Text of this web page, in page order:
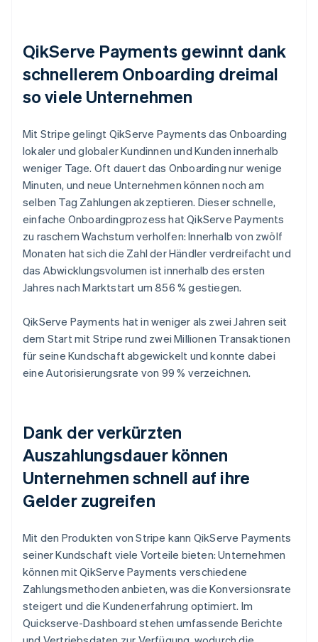
QikServe Payments gewinnt dank
schnellerem Onboarding dreimal
so viele Unternehmen
Mit Stripe gelingt QikServe Payments das Onboarding
lokaler und globaler Kundinnen und Kunden innerhalb
weniger Tage. Oft dauert das Onboarding nur wenige
Minuten, und neue Unternehmen können noch am
selben Tag Zahlungen akzeptieren. Dieser schnelle,
einfache Onboardingprozess hat QikServe Payments
zu raschem Wachstum verholfen: Innerhalb von zwölf
Monaten hat sich die Zahl der Händler verdreifacht und
das Abwicklungsvolumen ist innerhalb des ersten
Jahres nach Marktstart um 856 % gestiegen.
QikServe Payments hat in weniger als zwei Jahren seit
dem Start mit Stripe rund zwei Millionen Transaktionen
für seine Kundschaft abgewickelt und konnte dabei
eine Autorisierungsrate von 99 % verzeichnen.
Dank der verkürzten
Auszahlungsdauer können
Unternehmen schnell auf ihre
Gelder zugreifen
Mit den Produkten von Stripe kann QikServe Payments
seiner Kundschaft viele Vorteile bieten: Unternehmen
können mit QikServe Payments verschiedene
Zahlungsmethoden anbieten, was die Konversionsrate
steigert und die Kundenerfahrung optimiert. Im
Quickserve-Dashboard stehen umfassende Berichte